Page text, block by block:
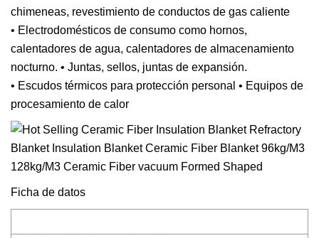
chimeneas, revestimiento de conductos de gas caliente
• Electrodomésticos de consumo como hornos,
calentadores de agua, calentadores de almacenamiento
nocturno. • Juntas, sellos, juntas de expansión.
• Escudos térmicos para protección personal • Equipos de
procesamiento de calor
Ficha de datos